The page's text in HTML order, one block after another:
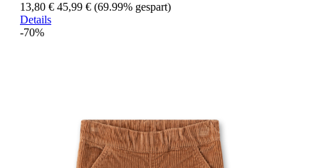
13,80 € 45,99 € (69.99% gespart)
Details
-70%